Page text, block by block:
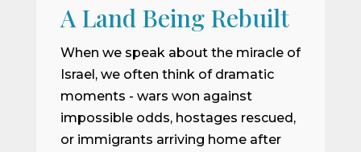
A Land Being Rebuilt
When we speak about the miracle of
Israel, we often think of dramatic
moments - wars won against
impossible odds, hostages rescued,
or immigrants arriving home after